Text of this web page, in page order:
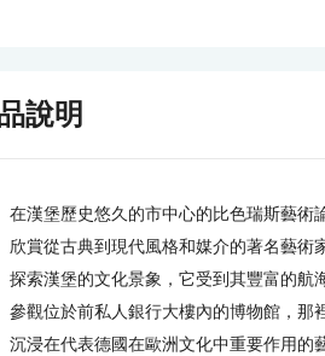
說明
在漢堡歷史悠久的市中心的比色瑞斯藝術
欣賞從古典到現代風格和媒介的著名藝術
探索漢堡的文化景象，它受到其豐富的航
參觀位於前私人銀行大樓內的博物館，那
沉浸在代表德國在歐洲文化中重要作用的